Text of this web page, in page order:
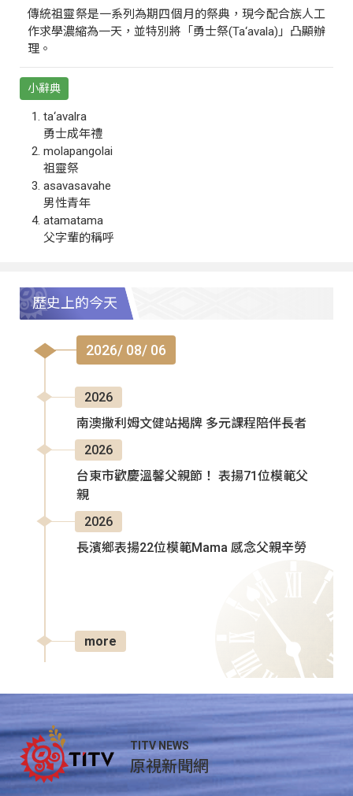
傳統祖靈祭是一系列為期四個月的祭典，現今配合族人工
作求學濃縮為一天，並特別將「勇士祭(Ta‘avala)」凸顯辦
理。
小辭典
ta‘avalra
勇士成年禮
molapangolai
祖靈祭
asavasavahe
男性青年
atamatama
父字輩的稱呼
歷史上的今天
2026/ 08/ 06
2026
南澳撒利姆文健站揭牌 多元課程陪伴長者
2026
台東市歡慶溫馨父親節！ 表揚71位模範父
親
2026
長濱鄉表揚22位模範Mama 感念父親辛勞
more
TITV NEWS
原視新聞網